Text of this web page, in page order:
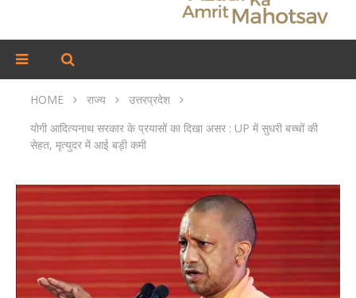
HOME राज्य
उत्तरप्रदेश
योगी आदित्यनाथ सरकार के प्रयासों का दिखा असर : UP में सुधरी बच्चों की
सेहत, मृत्युदर में आई बड़ी कमी